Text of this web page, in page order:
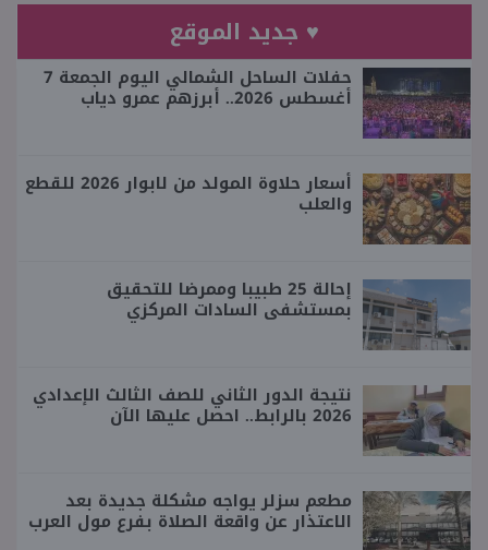
♥ جديد الموقع
حفلات الساحل الشمالي اليوم الجمعة 7
أغسطس 2026.. أبرزهم عمرو دياب
أسعار حلاوة المولد من لابوار 2026 للقطع
والعلب
إحالة 25 طبيبا وممرضا للتحقيق
بمستشفى السادات المركزي
نتيجة الدور الثاني للصف الثالث الإعدادي
2026 بالرابط.. احصل عليها الآن
مطعم سزلر يواجه مشكلة جديدة بعد
الاعتذار عن واقعة الصلاة بفرع مول العرب